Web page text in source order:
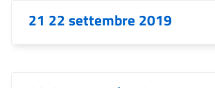
21 22 settembre 2019